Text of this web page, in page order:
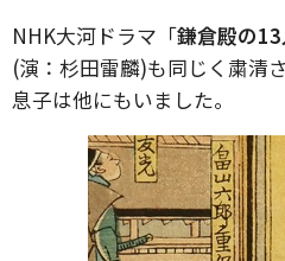
NHK大河ドラマ「鎌倉殿の
(演：杉田雷麟)も同じく粛清
息子は他にもいました。